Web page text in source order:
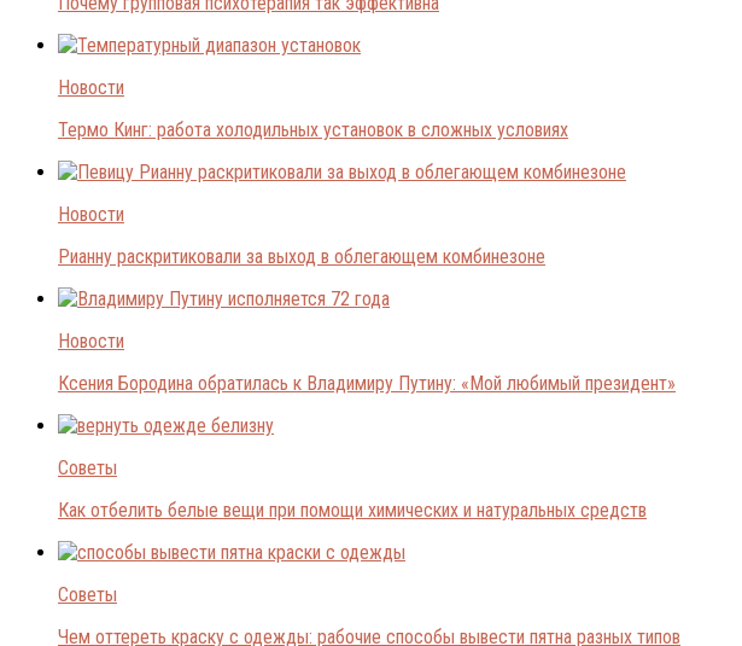
Новости
Термо Кинг: работа холодильных установок в сложных условиях
Новости
Рианну раскритиковали за выход в облегающем комбинезоне
Новости
Ксения Бородина обратилась к Владимиру Путину: «Мой любимый президент»
Советы
Как отбелить белые вещи при помощи химических и натуральных средств
Советы
Чем оттереть краску с одежды: рабочие способы вывести пятна разных типов